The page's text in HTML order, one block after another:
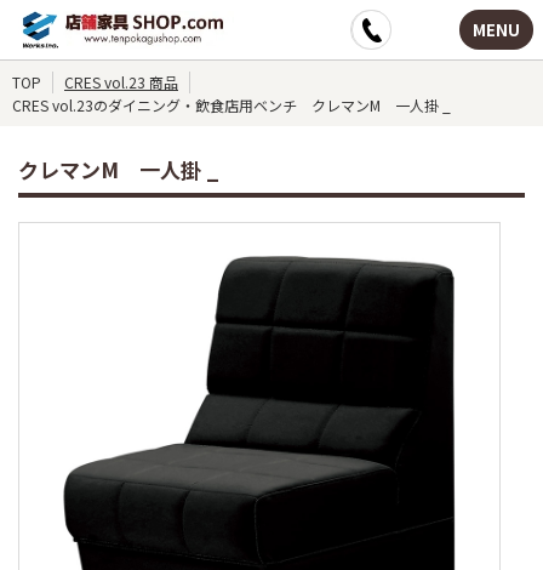
MENU
TOP
CRES vol.23 商品
CRES vol.23のダイニング・飲食店用ベンチ クレマンM 一人掛 _
クレマンM 一人掛 _